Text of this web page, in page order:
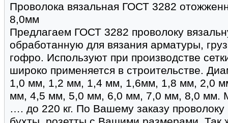
Проволока вязальная ГОСТ 3282
8,0мм
Предлагаем ГОСТ 3282 проволоку
обработанную для вязания арматуры,
гофро. Используют при производстве
широко применяется в строительстве.
1,0 мм, 1,2 мм, 1,4 мм, 1,6мм, 1,8 мм, 2,0
мм, 4,5 мм, 5,0 мм, 6,0 мм, 7,0 мм, 8,0 мм.
…. до 220 кг. По Вашему заказу